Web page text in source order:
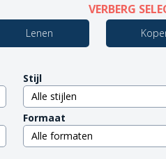
VERBERG
Lenen
Stijl
Formaat